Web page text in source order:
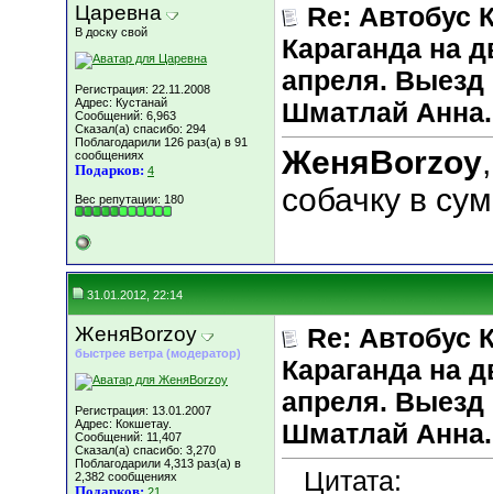
Царевна
В доску свой
Регистрация: 22.11.2008
Адрес: Кустанай
Сообщений: 6,963
Сказал(а) спасибо: 294
Поблагодарили 126 раз(а) в 91
сообщениях
Подарков: 4
Вес репутации: 180
Re: Автобус
Караганда на
апреля. Выезд
Шматлай Анна.
ЖеняBorzoy
собачку в
31.01.2012, 22:14
ЖеняBorzoy
быстрее ветра (модератор)
Регистрация: 13.01.2007
Адрес: Кокшетау.
Сообщений: 11,407
Сказал(а) спасибо: 3,270
Поблагодарили 4,313 раз(а) в
2,382 сообщениях
Re: Автобус
Караганда на
апреля. Выезд
Шматлай Анна.
Цитата: